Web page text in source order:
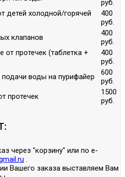
руб.
детей холодной/горячей
400
руб.
клапанов
400
руб.
от протечек (таблетка +
400
руб.
воды на пурифайер
600
руб.
протечек
1500
руб.
через "корзину" или по е-
.
Вашего заказа выставляем Вам